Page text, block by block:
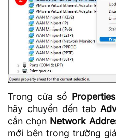
Trong cửa sổ Properties
hãy chuyển đến tab
cần chọn Network
mới bên trong trường